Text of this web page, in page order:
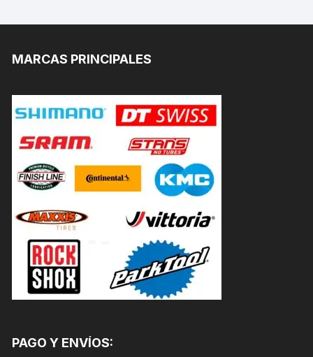
MARCAS PRINCIPALES
PAGO Y ENVÍOS: